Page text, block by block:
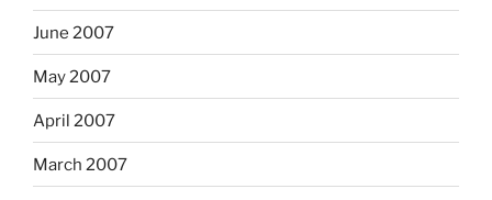
June 2007
May 2007
April 2007
March 2007